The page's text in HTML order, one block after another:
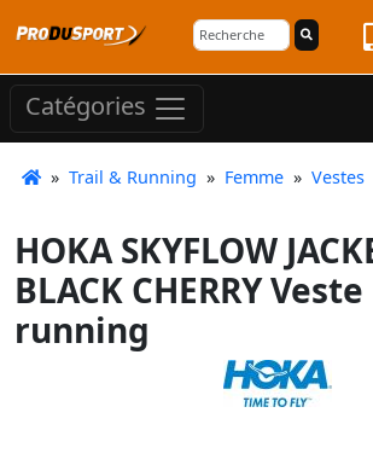
Catégories
» Trail & Running » Femme » Vestes
HOKA SKYFLOW
BLACK CHERRY Veste
running